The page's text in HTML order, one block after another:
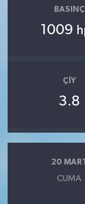
BASINÇ
1009
ÇIY
3.8
20
CUMA